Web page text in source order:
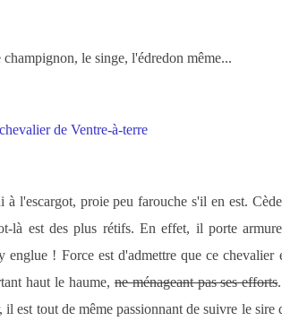
le singe, l'édredon même...
à l'escargot, proie peu farouche s'il en est.
là est des plus rétifs. En effet, il porte
! Force est d'admettre que ce chevalier
haut le haume,ne ménageant pas ses efforts
est tout de même passionnant de suivre le sire